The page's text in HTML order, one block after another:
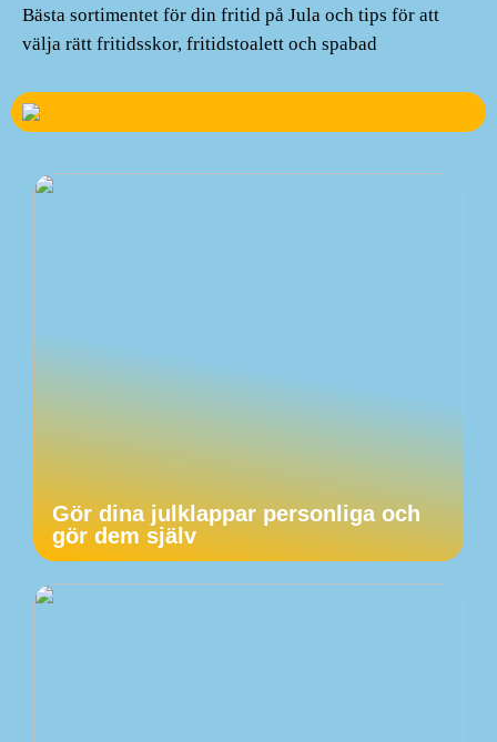
Bästa sortimentet för din fritid på Jula och tips för att
välja rätt fritidsskor, fritidstoalett och spabad
Gör dina julklappar personliga och
gör dem själv